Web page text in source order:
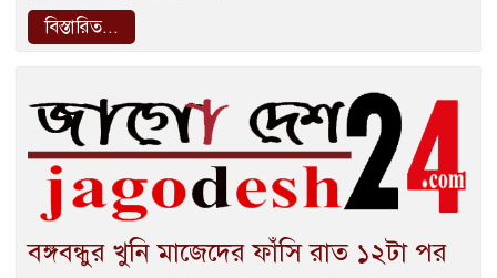
বিস্তারিত...
বঙ্গবন্ধুর খুনি মাজেদের ফাঁসি রাত ১২টা পর